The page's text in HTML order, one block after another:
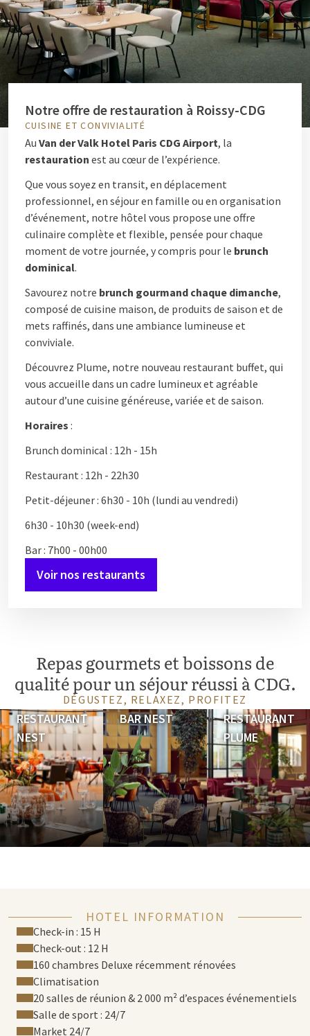
Notre offre de restauration à Roissy-CDG
CUISINE ET CONVIVIALITÉ
Au Van der Valk Hotel Paris CDG Airport, la
restauration est au cœur de l’expérience.
Que vous soyez en transit, en déplacement
professionnel, en séjour en famille ou en organisation
d’événement, notre hôtel vous propose une offre
culinaire complète et flexible, pensée pour chaque
moment de votre journée, y compris pour le brunch
dominical.
Savourez notre brunch gourmand chaque dimanche,
composé de cuisine maison, de produits de saison et de
mets raffinés, dans une ambiance lumineuse et
conviviale.
Découvrez Plume, notre nouveau restaurant buffet, qui
vous accueille dans un cadre lumineux et agréable
autour d’une cuisine généreuse, variée et de saison.
Horaires :
Brunch dominical : 12h - 15h
Restaurant : 12h - 22h30
Petit-déjeuner : 6h30 - 10h (lundi au vendredi)
6h30 - 10h30 (week-end)
Bar : 7h00 - 00h00
Voir nos restaurants
Repas gourmets et boissons de
qualité pour un séjour réussi à CDG.
DÉGUSTEZ, RELAXEZ, PROFITEZ
RESTAURANT
NEST
BAR NEST
RESTAURANT
PLUME
HOTEL INFORMATION
Check-in : 15 H
Check-out : 12 H
160 chambres Deluxe récemment rénovées
Climatisation
20 salles de réunion & 2 000 m² d’espaces événementiels
Salle de sport : 24/7
Market 24/7